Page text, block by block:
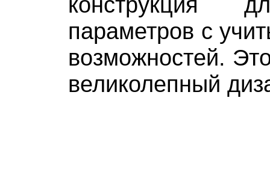
параметров с
возможностей.
великолепный